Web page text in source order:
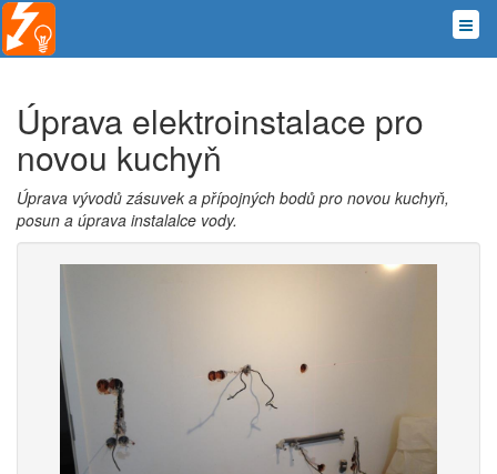
Úprava elektroinstalace pro
novou kuchyň
Úprava vývodů zásuvek a přípojných bodů pro novou kuchyň,
posun a úprava instalalce vody.